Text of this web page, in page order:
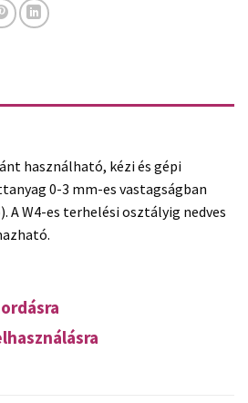
használható, kézi és gépi
0-3 mm-es vastagságban
A W4-es terhelési osztályig nedves